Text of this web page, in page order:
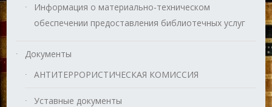
Информация о материально-техническом
обеспечении предоставления библиотечных услуг
Документы
АНТИТЕРРОРИСТИЧЕСКАЯ КОМИССИЯ
Уставные документы